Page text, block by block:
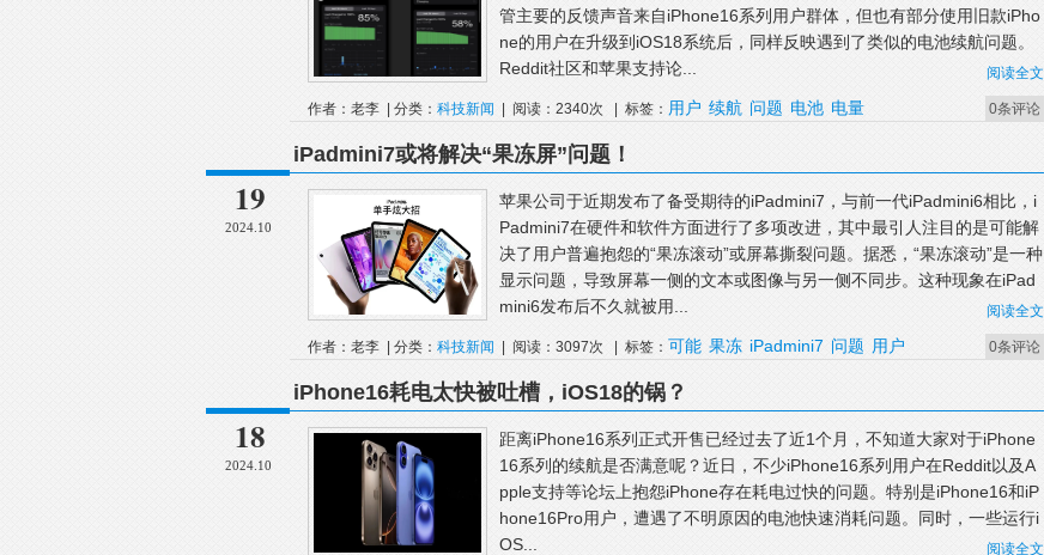
管主要的反馈声音来自iPhone16系列用户群体，但也有部分使用旧款iPho
ne的用户在升级到iOS18系统后，同样反映遇到了类似的电池续航问题。
Reddit社区和苹果支持论...
阅读全文
0条评论
作者：老李 | 分类： 科技新闻 | 阅读：2340次 | 标签： 用户 续航 问题 电池 电量
19
2024.10
iPadmini7或将解决“果冻屏”问题！
苹果公司于近期发布了备受期待的iPadmini7，与前一代iPadmini6相比，i
Padmini7在硬件和软件方面进行了多项改进，其中最引人注目的是可能解
决了用户普遍抱怨的“果冻滚动”或屏幕撕裂问题。据悉，“果冻滚动”是一种
显示问题，导致屏幕一侧的文本或图像与另一侧不同步。这种现象在iPad
mini6发布后不久就被用...
阅读全文
0条评论
作者：老李 | 分类： 科技新闻 | 阅读：3097次 | 标签： 可能 果冻 iPadmini7 问题 用户
18
2024.10
iPhone16耗电太快被吐槽，iOS18的锅？
距离iPhone16系列正式开售已经过去了近1个月，不知道大家对于iPhone
16系列的续航是否满意呢？近日，不少iPhone16系列用户在Reddit以及A
pple支持等论坛上抱怨iPhone存在耗电过快的问题。特别是iPhone16和iP
hone16Pro用户，遭遇了不明原因的电池快速消耗问题。同时，一些运行i
OS...
阅读全文